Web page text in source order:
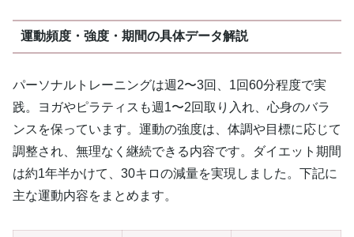
運動頻度・強度・期間の具体データ解説
パーソナルトレーニングは週2〜3回、1回60分程度で実
践。ヨガやピラティスも週1〜2回取り入れ、心身のバラ
ンスを保っています。運動の強度は、体調や目標に応じて
調整され、無理なく継続できる内容です。ダイエット期間
は約1年半かけて、30キロの減量を実現しました。下記に
主な運動内容をまとめます。